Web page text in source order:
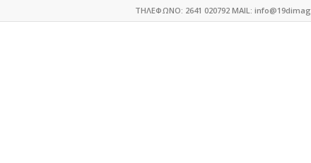
ΤΗΛΕΦΩΝΟ: 2641 020792 MAIL: